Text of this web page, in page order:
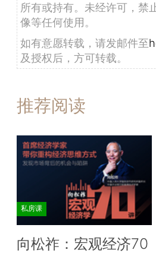
所有或持有。未经许可，禁
像等任何使用。
如有意愿转载，请发邮件至
及授权后，方可转载。
推荐阅读
私房课
向松祚：宏观经济70